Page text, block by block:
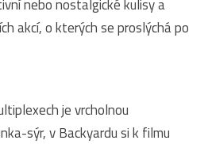
nebo nostalgické kulisy a
akcí, o kterých se proslýchá po
je vrcholnou
sýr, v Backyardu si k filmu